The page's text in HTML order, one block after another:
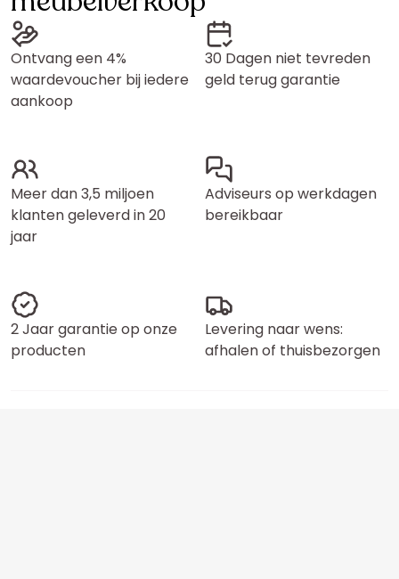
Ontvang een 4%
waardevoucher bij iedere
aankoop
30 Dagen niet tevreden
geld terug garantie
Meer dan 3,5 miljoen
klanten geleverd in 20
jaar
Adviseurs op werkdagen
bereikbaar
2 Jaar garantie op onze
producten
Levering naar wens:
afhalen of thuisbezorgen